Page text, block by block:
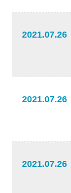
2021.07.26
2021.07.26
2021.07.26